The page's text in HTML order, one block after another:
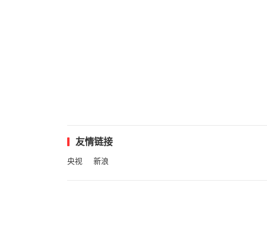
友情链接
央视 新浪